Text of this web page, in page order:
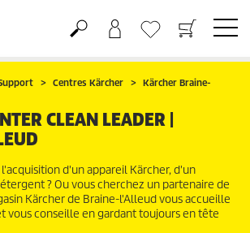
Centres Kärcher
Kärcher Braine-
CLEAN LEADER |
d'un appareil Kärcher, d'un
? Ou vous cherchez un partenaire de
Kärcher de Braine-l'Alleud vous accueille
vous conseille en gardant toujours en tête